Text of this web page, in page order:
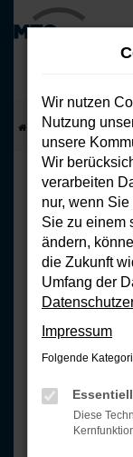
Zum
Hauptinhalt
springen
Startseite
Beim Laden
Hier sind
können:
deine
Laden
Wir nutzen
Nutzung
unsere
Wir
verarbeiten
nur, wenn
Sie zu einem
ändern,
die Zukunft
Umfang der
Impressum
Folgende
Essentiell
Diese